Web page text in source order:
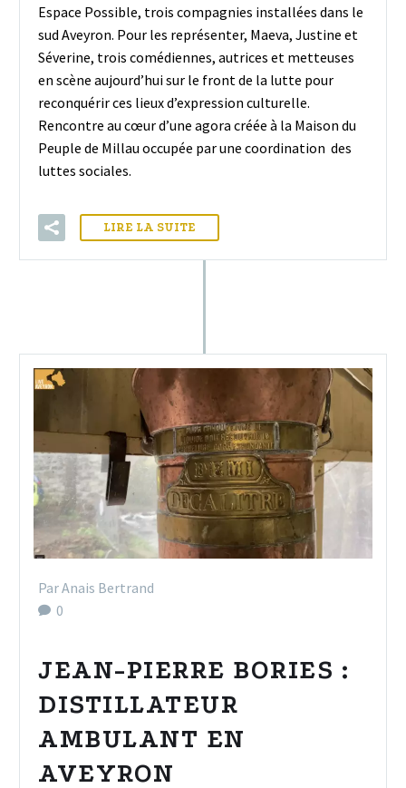
Espace Possible, trois compagnies installées dans le
sud Aveyron. Pour les représenter, Maeva, Justine et
Séverine, trois comédiennes, autrices et metteuses
en scène aujourd’hui sur le front de la lutte pour
reconquérir ces lieux d’expression culturelle.
Rencontre au cœur d’une agora créée à la Maison du
Peuple de Millau occupée par une coordination des
luttes sociales.
LIRE LA SUITE
Par Anais Bertrand
0
JEAN-PIERRE BORIES :
DISTILLATEUR
AMBULANT EN
AVEYRON